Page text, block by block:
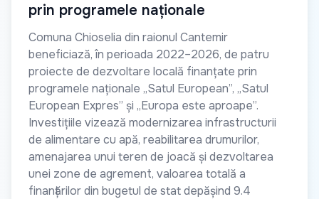
prin programele naționale
Comuna Chioselia din raionul Cantemir
beneficiază, în perioada 2022–2026, de patru
proiecte de dezvoltare locală finanțate prin
programele naționale „Satul European”, „Satul
European Expres” și „Europa este aproape”.
Investițiile vizează modernizarea infrastructurii
de alimentare cu apă, reabilitarea drumurilor,
amenajarea unui teren de joacă și dezvoltarea
unei zone de agrement, valoarea totală a
finanțărilor din bugetul de stat depășind 9.4